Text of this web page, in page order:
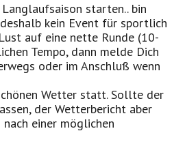
starten.. bin
kein Event für sportlich
auf eine nette Runde (10-
Tempo, dann melde Dich
oder im Anschluß wenn
Wetter statt. Sollte der
der Wetterbericht aber
nach einer möglichen